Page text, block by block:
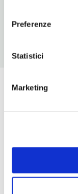
Preferenze
Statistici
Marketing